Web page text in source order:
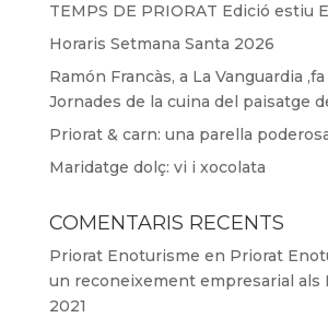
TEMPS DE PRIORAT Edició estiu
Horaris Setmana Santa 2026
Ramón Francàs, a La Vanguardia
Jornades de la cuina del paisatge
Priorat & carn: una parella
Maridatge dolç: vi i xocolata
COMENTARIS RECENTS
Priorat Enoturisme en Priorat
un reconeixement empresarial als
2021